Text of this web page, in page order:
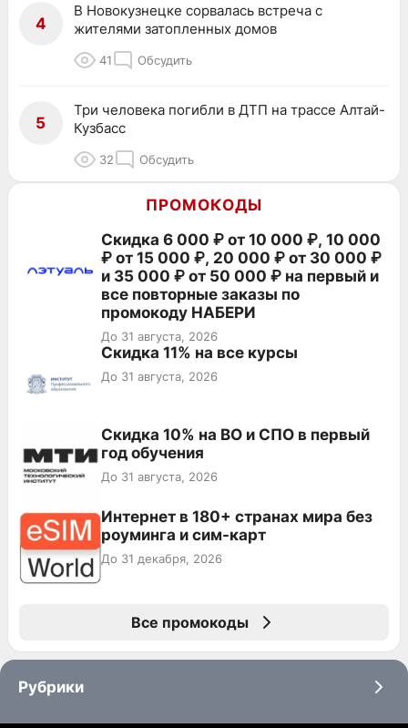
4
В Новокузнецке сорвалась встреча с
жителями затопленных домов
41 Обсудить
5
Три человека погибли в ДТП на трассе Алтай-
Кузбасс
32 Обсудить
ПРОМОКОДЫ
Скидка 6 000 ₽ от 10 000 ₽, 10 000
₽ от 15 000 ₽, 20 000 ₽ от 30 000 ₽
и 35 000 ₽ от 50 000 ₽ на первый и
все повторные заказы по
промокоду НАБЕРИ
До 31 августа, 2026
Скидка 11% на все курсы
До 31 августа, 2026
Скидка 10% на ВО и СПО в первый
год обучения
До 31 августа, 2026
Интернет в 180+ странах мира без
роуминга и сим-карт
До 31 декабря, 2026
Все промокоды
Рубрики